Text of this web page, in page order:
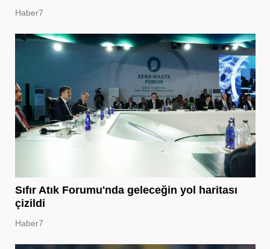
Haber7
Sıfır Atık Forumu'nda geleceğin yol haritası
çizildi
Haber7